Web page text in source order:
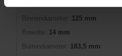
Binnendiameter: 125 mm
Breedte:
14 mm
Buitendiameter: 183,5 mm